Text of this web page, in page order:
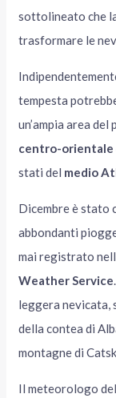
sottolineato che
trasformare le
tempesta
un’ampia area
centro-orientale
stati del medio
Dicembre è stato
abbondanti
mai registrato
Weather Service
leggera nevicata,
della contea di
montagne di
Il meteorologo